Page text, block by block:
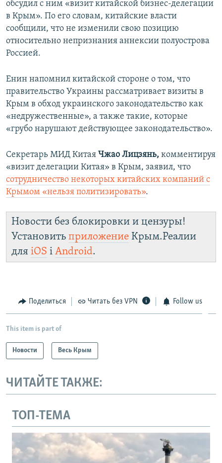
обсудил с ним «визит китайской бизнес-делегации
в Крым». По его словам, китайские власти
сообщили, что не изменили свою позицию
относительно непризнания аннексии полуострова
Россией.
Енин напомнил китайской стороне о том, что
правительство Украины рассматривает визиты в
Крым в обход украинского законодательство как
«недружественные», а также такие, которые
«грубо нарушают действующее законодательство».
Секретарь МИД Китая Чжао Лицзянь, комментируя
«визит делегации Китая» в Крым, заявил, что
сотрудничество некоторых китайских компаний с
Крымом «нельзя политизировать».
Новости без блокировки и цензуры!
Установить приложение Крым.Реалии
для iOS і Android.
Поделиться Читать без VPN Follow us
This item is part of
Новости Весь Крым
ЧИТАЙТЕ ТАКЖЕ:
ТОП-ТЕМА